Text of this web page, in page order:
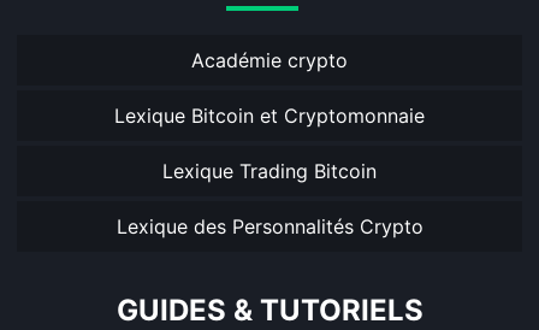
Académie crypto
Lexique Bitcoin et Cryptomonnaie
Lexique Trading Bitcoin
Lexique des Personnalités Crypto
GUIDES & TUTORIELS